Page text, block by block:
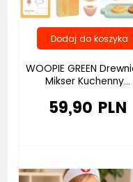
WOOPIE GREEN
Mikser Kuchenny...
59,90 PLN